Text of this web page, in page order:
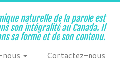
naturelle de la parole est
son intégralité au Canada. Il
sa forme et de son contenu.
Contactez-nous